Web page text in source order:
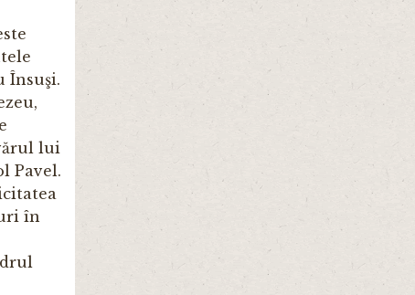
Însuşi.
lui
Pavel.
în